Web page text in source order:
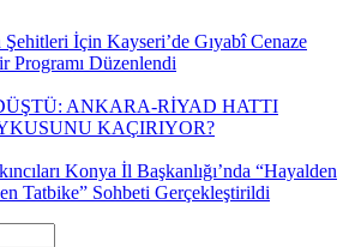
İçin Kayseri’de Gıyabî Cenaze
Programı Düzenlendi
ANKARA-RİYAD HATTI
KAÇIRIYOR?
Konya İl Başkanlığı’nda “Hayalden
Tatbike” Sohbeti Gerçekleştirildi